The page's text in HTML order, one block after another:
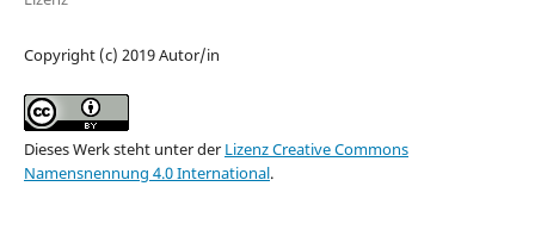
Copyright (c) 2019 Autor/in
Dieses Werk steht unter der Lizenz Creative Commons
Namensnennung 4.0 International.